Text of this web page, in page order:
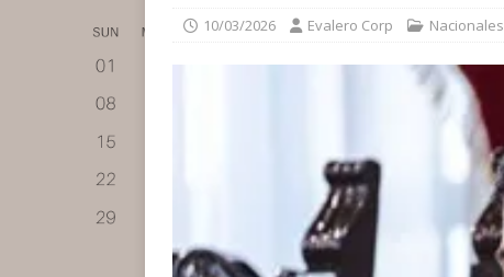
10/03/2026 Evalero Corp Nacionales